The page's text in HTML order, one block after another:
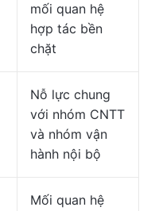
mối quan hệ
hợp tác bền
chặt
Nỗ lực chung
với nhóm CNTT
và nhóm vận
hành nội bộ
Mối quan hệ